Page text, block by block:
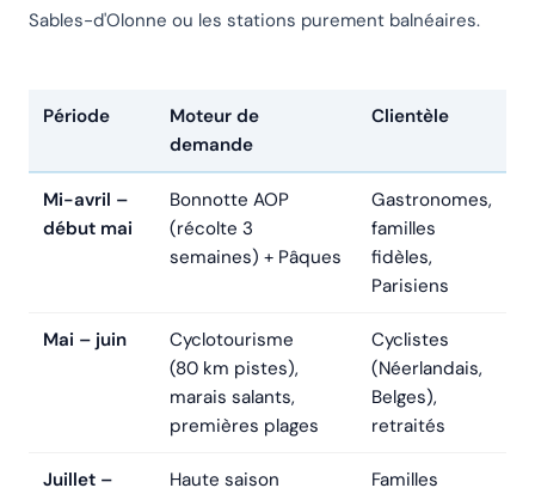
Sables-d'Olonne ou les stations purement balnéaires.
Période
Moteur de
demande
Clientèle
Mi-avril –
début mai
Bonnotte AOP
(récolte 3
semaines) + Pâques
Gastronomes,
familles
fidèles,
Parisiens
Mai – juin
Cyclotourisme
(80 km pistes),
marais salants,
premières plages
Cyclistes
(Néerlandais,
Belges),
retraités
Juillet –
Haute saison
Familles